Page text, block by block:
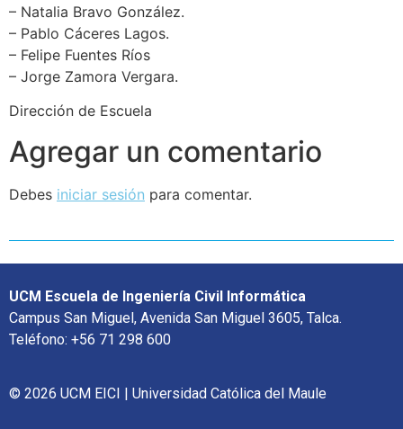
– Natalia Bravo González.
– Pablo Cáceres Lagos.
– Felipe Fuentes Ríos
– Jorge Zamora Vergara.
Dirección de Escuela
Agregar un comentario
Debes iniciar sesión para comentar.
UCM Escuela de Ingeniería Civil Informática
Campus San Miguel, Avenida San Miguel 3605, Talca.
Teléfono: +56 71 298 600
© 2026 UCM EICI | Universidad Católica del Maule